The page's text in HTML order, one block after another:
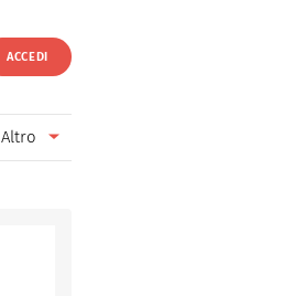
ACCEDI
Altro